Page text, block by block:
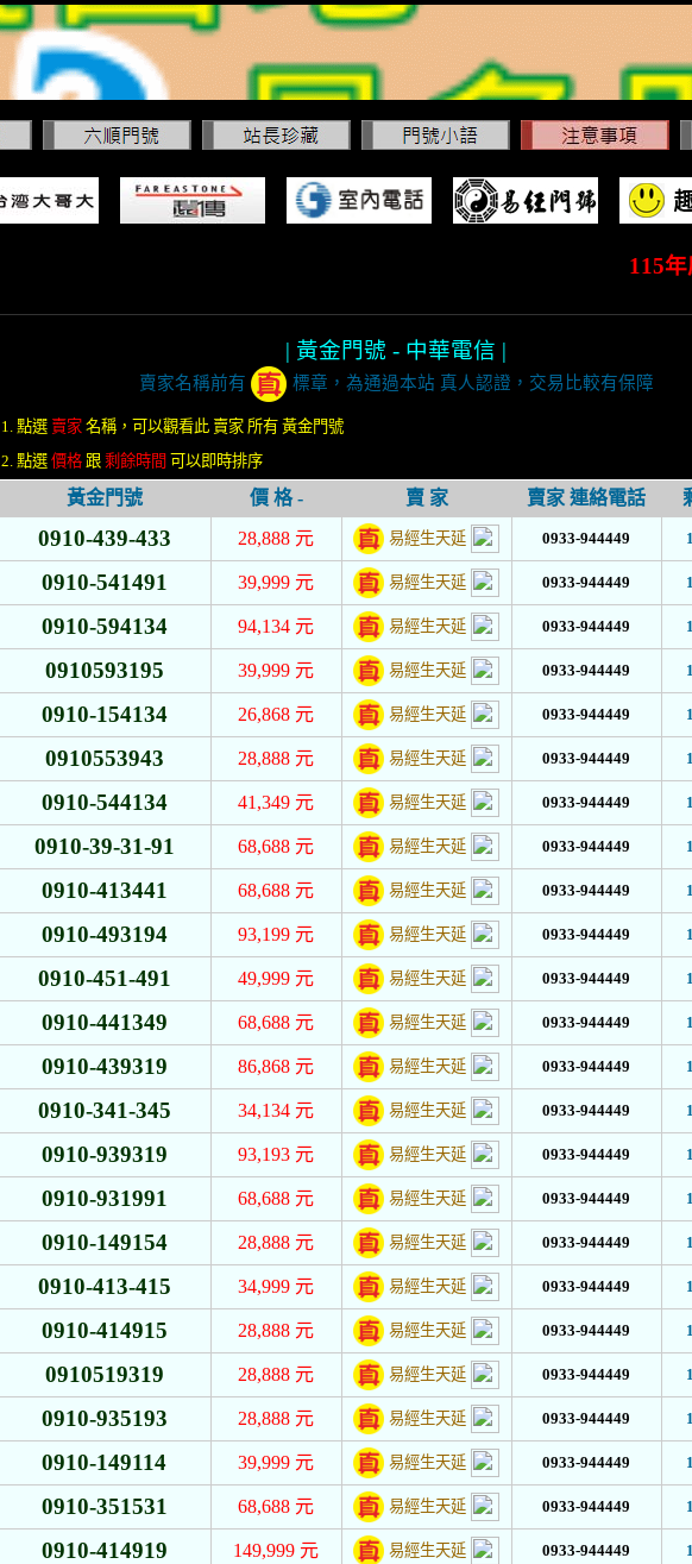
115年
| 黃金門號 - 中華電信 |
賣家名稱前有 標章，為通過本站 真人認證，交易比較有保障
1. 點選賣家名稱，可以觀看此 賣家 所有 黃金門號
2. 點選 價格跟 剩餘時間 可以即時排序
黃金門號 價 格 - 賣 家 賣家 連絡電話
0910-439-433 28,888 元 易經生天延 0933-944449
0910-541491 39,999 元 易經生天延 0933-944449
0910-594134 94,134 元 易經生天延 0933-944449
0910593195 39,999 元 易經生天延 0933-944449
0910-154134 26,868 元 易經生天延 0933-944449
0910553943 28,888 元 易經生天延 0933-944449
0910-544134 41,349 元 易經生天延 0933-944449
0910-39-31-91 68,688 元 易經生天延 0933-944449
0910-413441 68,688 元 易經生天延 0933-944449
0910-493194 93,199 元 易經生天延 0933-944449
0910-451-491 49,999 元 易經生天延 0933-944449
0910-441349 68,688 元 易經生天延 0933-944449
0910-439319 86,868 元 易經生天延 0933-944449
0910-341-345 34,134 元 易經生天延 0933-944449
0910-939319 93,193 元 易經生天延 0933-944449
0910-931991 68,688 元 易經生天延 0933-944449
0910-149154 28,888 元 易經生天延 0933-944449
0910-413-415 34,999 元 易經生天延 0933-944449
0910-414915 28,888 元 易經生天延 0933-944449
0910519319 28,888 元 易經生天延 0933-944449
0910-935193 28,888 元 易經生天延 0933-944449
0910-149114 39,999 元 易經生天延 0933-944449
0910-351531 68,688 元 易經生天延 0933-944449
0910-414919 149,999 元 易經生天延 0933-944449